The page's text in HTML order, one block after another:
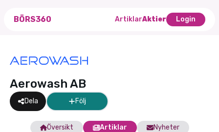
BÖRS360 ArtiklarAktier Login
Aerowash AB
Dela Följ
Översikt Artiklar Nyheter